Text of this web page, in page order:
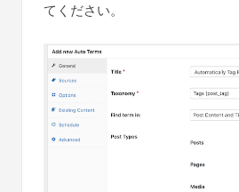
てください。